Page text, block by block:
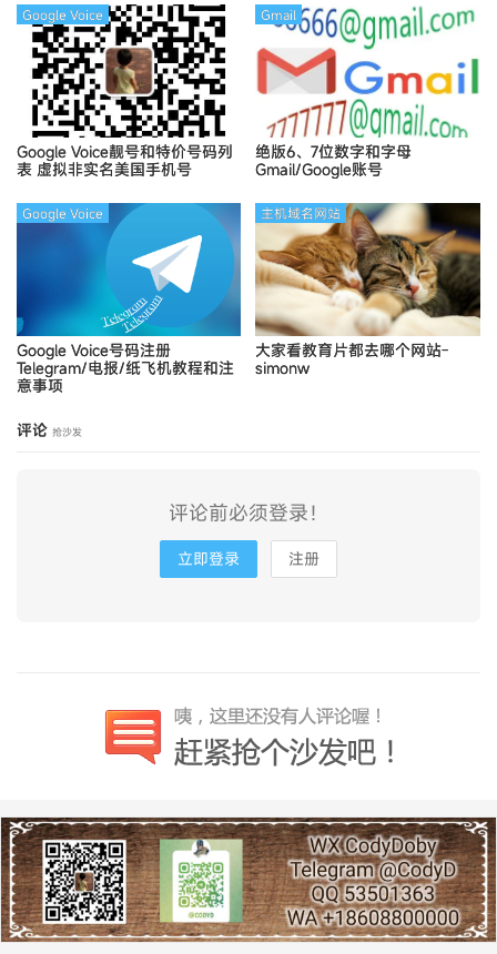
Google Voice靓号和特价号码列
表 虚拟非实名美国手机号
Google Voice
绝版6、7位数字和字母
Gmail/Google账号
Gmail
Google Voice号码注册
Telegram/电报/纸飞机教程和注
意事项
Google Voice
大家看教育片都去哪个网站-
simonw
主机域名网站
评论 抢沙发
评论前必须登录！
立即登录 注册